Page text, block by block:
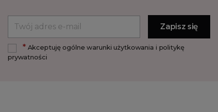
*Akceptuję ogólne warunki użytkowania i politykę
prywatności